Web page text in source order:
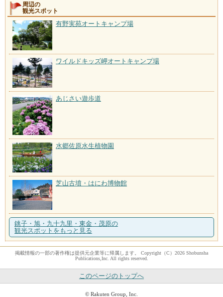
周辺の
観光スポット
有野実苑オートキャンプ場
ワイルドキッズ岬オートキャンプ場
あじさい遊歩道
水郷佐原水生植物園
芝山古墳・はにわ博物館
銚子・旭・九十九里・東金・茂原の
観光スポットをもっと見る
掲載情報の一部の著作権は提供元企業等に帰属します。 Copyright（C）2026 Shobunsha
Publications,Inc. All rights reserved.
このページのトップへ
© Rakuten Group, Inc.